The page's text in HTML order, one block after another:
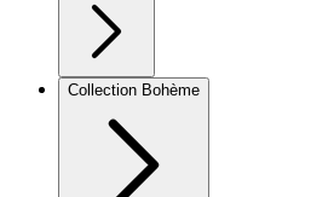
Collection Bohème